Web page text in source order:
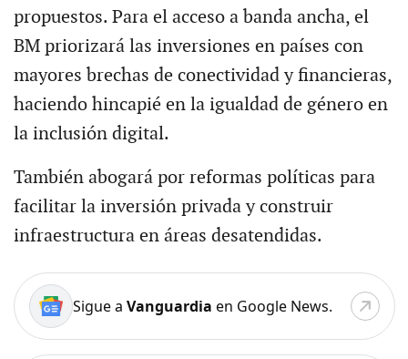
propuestos. Para el acceso a banda ancha, el
BM priorizará las inversiones en países con
mayores brechas de conectividad y financieras,
haciendo hincapié en la igualdad de género en
la inclusión digital.
También abogará por reformas políticas para
facilitar la inversión privada y construir
infraestructura en áreas desatendidas.
Sigue a Vanguardia en Google News.